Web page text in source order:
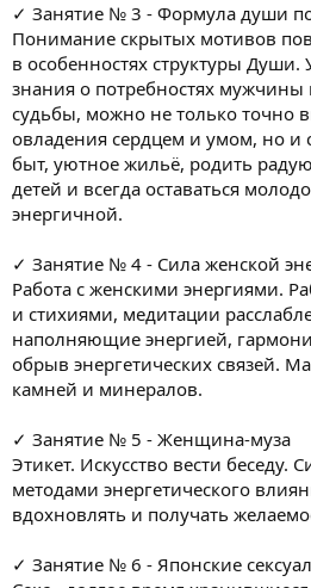
✓ Занятие № 3 - Формула души
Понимание скрытых мотивов
в особенностях структуры Души.
знания о потребностях мужчины
судьбы, можно не только точно
овладения сердцем и умом, но и
быт, уютное жильё, родить
детей и всегда оставаться
энергичной.
✓ Занятие № 4 - Сила женской
Работа с женскими энергиями.
и стихиями, медитации
наполняющие энергией,
обрыв энергетических связей.
камней и минералов.
✓ Занятие № 5 - Женщина-муза
Этикет. Искусство вести беседу.
методами энергетического
вдохновлять и получать
✓ Занятие № 6 - Японские